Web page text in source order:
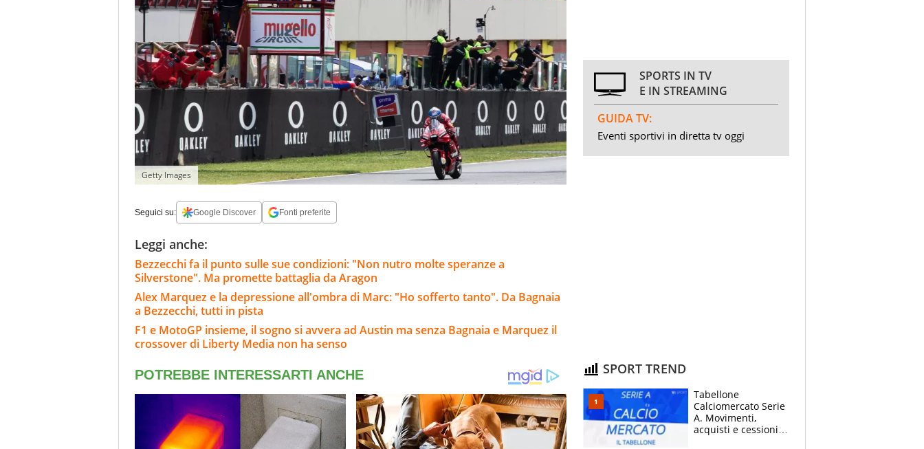
Getty Images
Seguici su: Google Discover Fonti preferite
Leggi anche:
Bezzecchi fa il punto sulle sue condizioni: "Non nutro molte speranze a
Silverstone". Ma promette battaglia da Aragon
Alex Marquez e la depressione all'ombra di Marc: "Ho sofferto tanto". Da Bagnaia
a Bezzecchi, tutti in pista
F1 e MotoGP insieme, il sogno si avvera ad Austin ma senza Bagnaia e Marquez il
crossover di Liberty Media non ha senso
SPORTS IN TV
E IN STREAMING
GUIDA TV:
Eventi sportivi in diretta tv oggi
SPORT TREND
Tabellone
Calciomercato Serie
A. Movimenti,
acquisti e cessioni: